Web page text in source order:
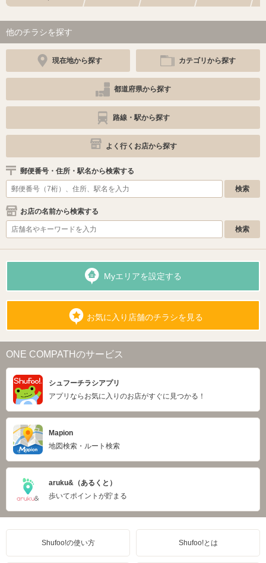
他のチラシを探す
現在地から探す カテゴリから探す
都道府県から探す
路線・駅から探す
よく行くお店から探す
郵便番号・住所・駅名から検索する
お店の名前から検索する
Myエリアを設定する
お気に入り店舗のチラシを見る
ONE COMPATHのサービス
シュフーチラシアプリ
アプリならお気に入りのお店がすぐに見つかる！
Mapion
地図検索・ルート検索
aruku&（あるくと）
歩いてポイントが貯まる
Shufoo!の使い方 Shufoo!とは